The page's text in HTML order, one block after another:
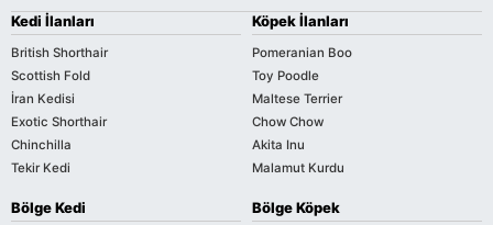
Kedi İlanları
British Shorthair
Scottish Fold
İran Kedisi
Exotic Shorthair
Chinchilla
Tekir Kedi
Köpek İlanları
Pomeranian Boo
Toy Poodle
Maltese Terrier
Chow Chow
Akita Inu
Malamut Kurdu
Bölge Kedi Bölge Köpek